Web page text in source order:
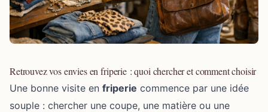
Retrouvez vos envies en friperie : quoi chercher et comment choisir
Une bonne visite en friperie commence par une idée
souple : chercher une coupe, une matière ou une